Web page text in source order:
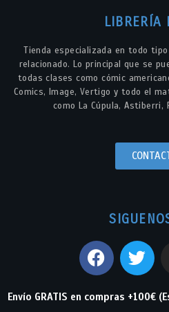
LIBRERÍA
Tienda especializada en todo
relacionado. Lo principal que se
todas clases como cómic
Comics, Image, Vertigo y todo el
como La Cúpula, Astiberri,
Envío GRATIS en compras +100€